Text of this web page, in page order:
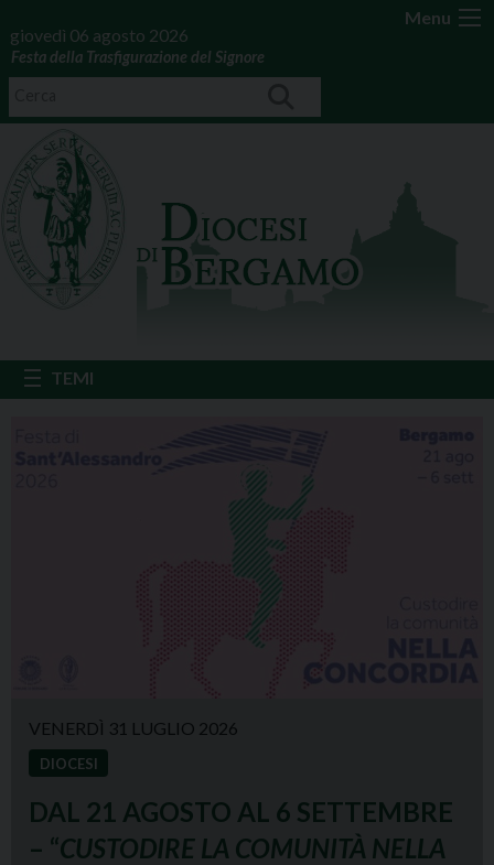
Menu
giovedì 06 agosto 2026
Festa della Trasfigurazione del Signore
GIOVEDÌ 25 GIUGNO 2026
DIOCESI
RITROVATO UN INEDITO “DIXIT” DI
GAETANO DONIZETTI NELLA